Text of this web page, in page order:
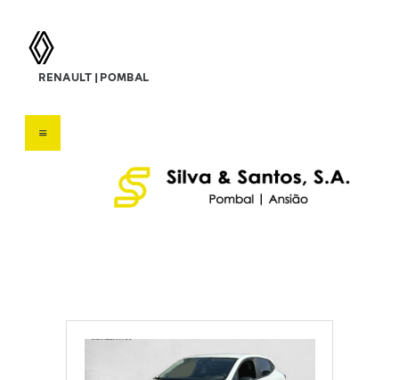
RENAULT | POMBALConcessionário Renault
HOME